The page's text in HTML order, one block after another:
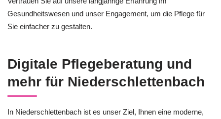
Gesundheitswesen und unser Engagement, um die Pflege für
Sie einfacher zu gestalten.
Digitale Pflegeberatung und
mehr für Niederschlettenbach
In Niederschlettenbach ist es unser Ziel, Ihnen eine moderne,